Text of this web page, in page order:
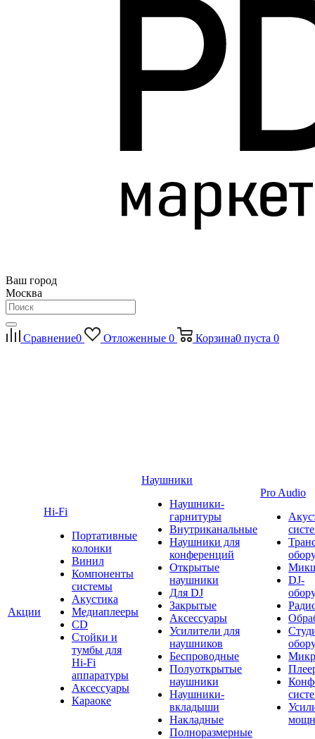
Ваш город
Москва
Сравнение0 Отложенные 0 Корзина0 пуста 0
Акции
Hi-Fi
Портативные
колонки
Винил
Компоненты
системы
Акустика
Медиаплееры
CD
Стойки и
тумбы для
Hi-Fi
аппаратуры
Аксессуары
Караоке
Наушники
Наушники-
гарнитуры
Внутриканальные
Наушники для
конференций
Открытые
наушники
Для DJ
Закрытые
Аксессуары
Усилители для
наушников
Беспроводные
Полуоткрытые
наушники
Наушники-
вкладыши
Накладные
Полноразмерные
Pro Audio
DJ-